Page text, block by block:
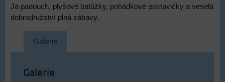
Já padouch, plyšové batůžky, pohádkové postavičky a veselá
dobrodružství plná zábavy.
Galerie
Galerie